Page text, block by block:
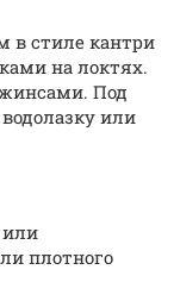
в стиле кантри
на локтях.
Под
или
плотного